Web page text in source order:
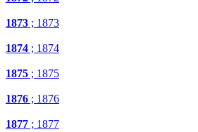
1873 ; 1873
1874 ; 1874
1875 ; 1875
1876 ; 1876
1877 ; 1877